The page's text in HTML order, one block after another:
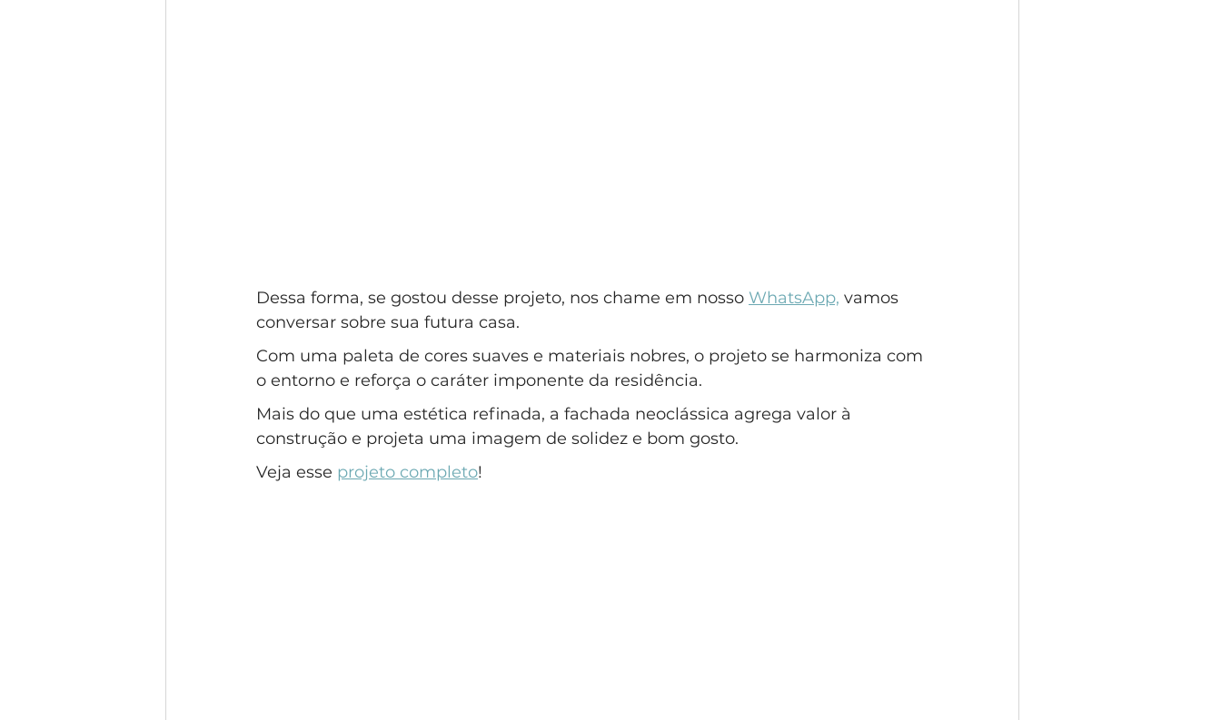
Dessa forma, se gostou desse projeto, nos chame em nosso WhatsApp, vamos
conversar sobre sua futura casa.
Com uma paleta de cores suaves e materiais nobres, o projeto se harmoniza com
o entorno e reforça o caráter imponente da residência.
Mais do que uma estética refinada, a fachada neoclássica agrega valor à
construção e projeta uma imagem de solidez e bom gosto.
Veja esse projeto completo!